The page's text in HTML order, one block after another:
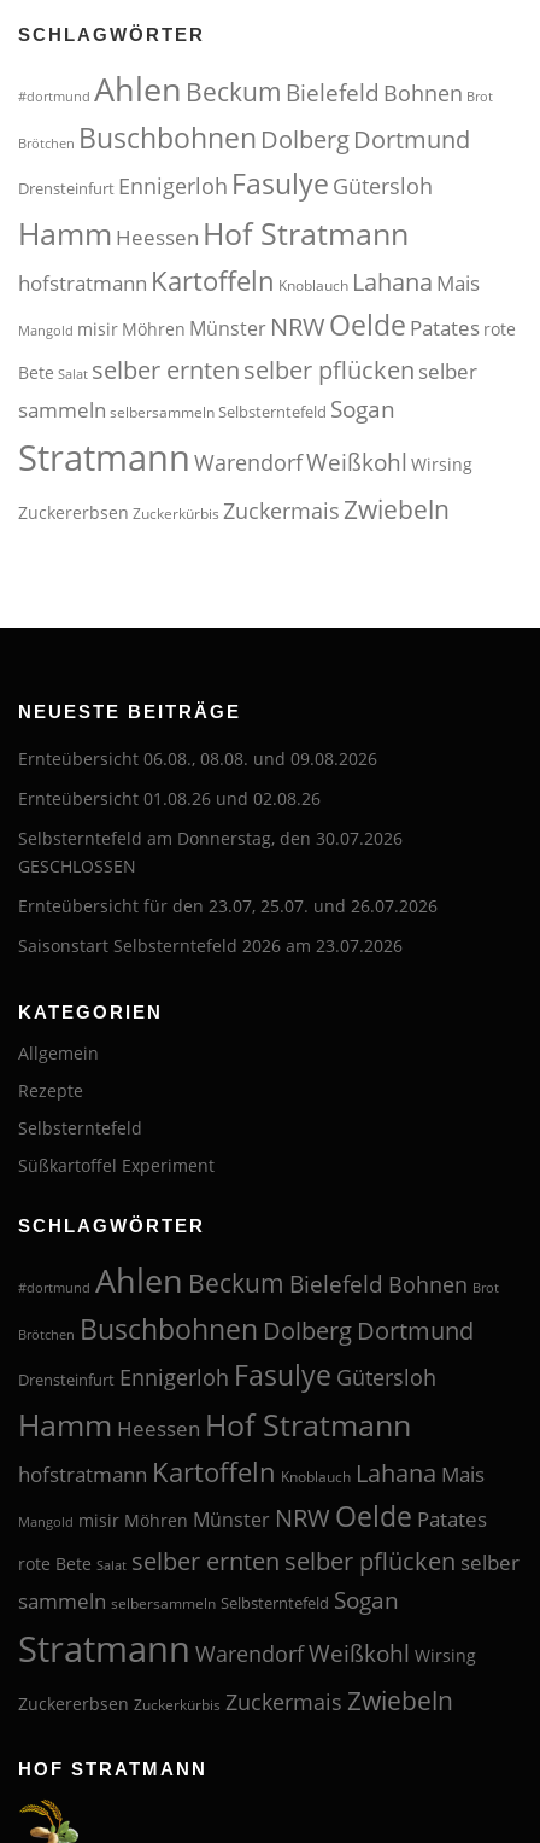
SCHLAGWÖRTER
#dortmund Ahlen Beckum Bielefeld Bohnen Brot
Brötchen Buschbohnen DolbergDortmund
Drensteinfurt Ennigerloh Fasulye Gütersloh
Hamm Heessen Hof Stratmann
hofstratmann Kartoffeln Knoblauch Lahana Mais
Mangold misir Möhren Münster NRWOelde Patates rote
Bete Salat selber erntenselber pflücken selber
sammeln selbersammelnSelbsterntefeld Sogan
Stratmann WarendorfWeißkohl Wirsing
Zuckererbsen Zuckerkürbis Zuckermais Zwiebeln
NEUESTE BEITRÄGE
Ernteübersicht 06.08., 08.08. und 09.08.2026
Ernteübersicht 01.08.26 und 02.08.26
Selbsterntefeld am Donnerstag, den 30.07.2026
GESCHLOSSEN
Ernteübersicht für den 23.07, 25.07. und 26.07.2026
Saisonstart Selbsterntefeld 2026 am 23.07.2026
KATEGORIEN
Allgemein
Rezepte
Selbsterntefeld
Süßkartoffel Experiment
SCHLAGWÖRTER
#dortmund Ahlen Beckum Bielefeld Bohnen Brot
Brötchen Buschbohnen Dolberg Dortmund
Drensteinfurt Ennigerloh Fasulye Gütersloh
Hamm Heessen Hof Stratmann
hofstratmann Kartoffeln Knoblauch Lahana Mais
Mangold misir Möhren Münster NRW Oelde Patates
rote Bete Salat selber ernten selber pflücken selber
sammeln selbersammeln Selbsterntefeld Sogan
Stratmann WarendorfWeißkohl Wirsing
Zuckererbsen Zuckerkürbis Zuckermais Zwiebeln
HOF STRATMANN